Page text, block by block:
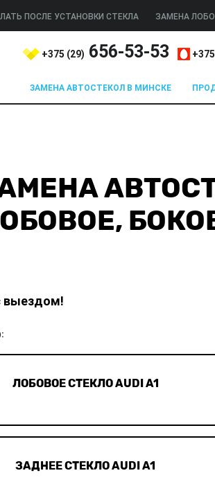
ПОСЛЕ УСТАНОВКИ СТЕКЛА ЗАМЕНА
+375 (29) 656-53-53
ЗАМЕНА АВТОСТЕКОЛ В МИНСКЕ
выездом!
ЛОБОВОЕ СТЕКЛО AUDI A1
ЗАДНЕЕ СТЕКЛО AUDI A1